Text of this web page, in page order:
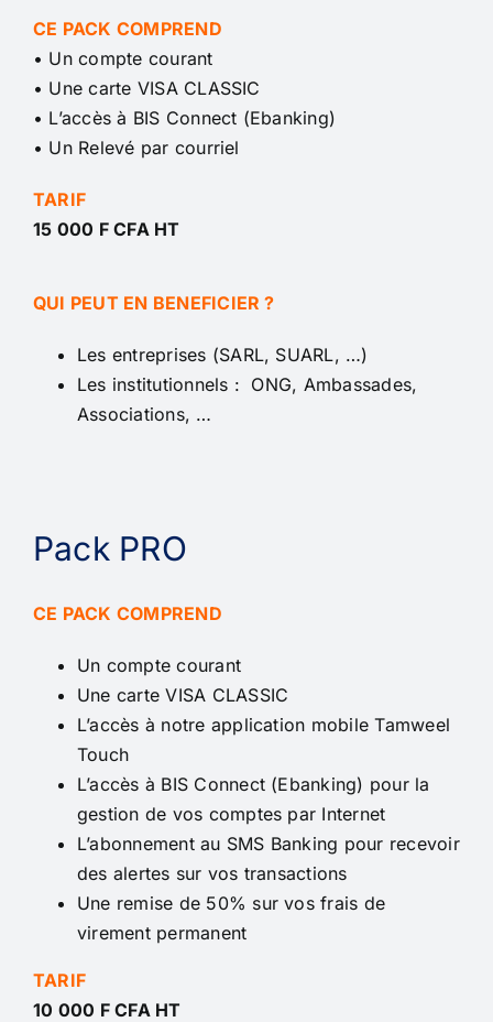
Conseil de conformité
Particuliers
CE PACK COMPREND
• Un compte courant
• Une carte VISA CLASSIC
• L’accès à BIS Connect (Ebanking)
• Un Relevé par courriel
TARIF
15 000 F CFA HT
QUI PEUT EN BENEFICIER ?
Les entreprises (SARL, SUARL, …)
Les institutionnels : ONG, Ambassades,
Associations, …
Pack PRO
CE PACK COMPREND
Un compte courant
Une carte VISA CLASSIC
L’accès à notre application mobile Tamweel
Touch
L’accès à BIS Connect (Ebanking) pour la
gestion de vos comptes par Internet
L’abonnement au SMS Banking pour recevoir
des alertes sur vos transactions
Une remise de 50% sur vos frais de
virement permanent
TARIF
10 000 F CFA HT